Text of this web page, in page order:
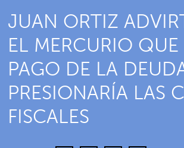
JUAN ORTIZ
EL MERCURIO QUE
PAGO DE LA
PRESIONARÍA LAS
FISCALES